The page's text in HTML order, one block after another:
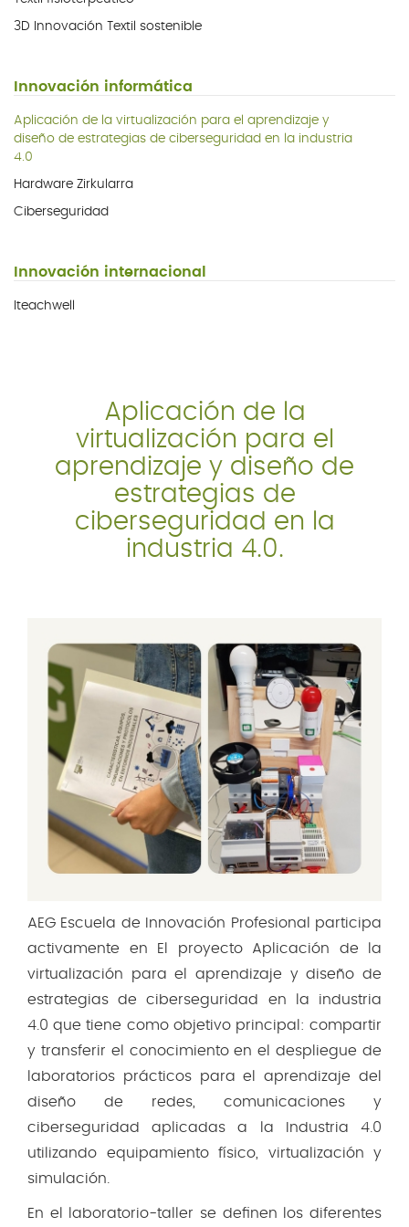
BLOG
CONTACTO
3D Innovación Textil sostenible
Innovación informática
Aplicación de la virtualización para el aprendizaje y
diseño de estrategias de ciberseguridad en la industria
4.0
Hardware Zirkularra
Ciberseguridad
Innovación internacional
Iteachwell
Aplicación de la
virtualización para el
aprendizaje y diseño de
estrategias de
ciberseguridad en la
industria 4.0.
AEG Escuela de Innovación Profesional participa
activamente en El proyecto Aplicación de la
virtualización para el aprendizaje y diseño de
estrategias de ciberseguridad en la industria
4.0 que tiene como objetivo principal: compartir
y transferir el conocimiento en el despliegue de
laboratorios prácticos para el aprendizaje del
diseño de redes, comunicaciones y
ciberseguridad aplicadas a la Industria 4.0
utilizando equipamiento físico, virtualización y
simulación.
En el laboratorio-taller se definen los diferentes